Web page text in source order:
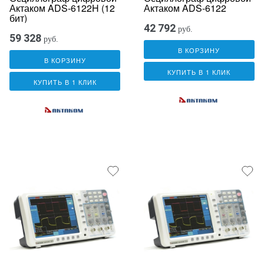
Актаком ADS-6122H (12
бит)
59 328 руб.
В КОРЗИНУ
КУПИТЬ В 1 КЛИК
Актаком ADS-6122
42 792 руб.
В КОРЗИНУ
КУПИТЬ В 1 КЛИК